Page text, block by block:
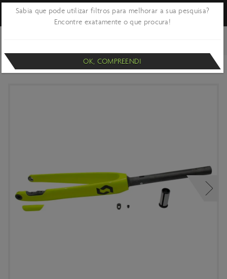
FORQUETA SCOTT ADDICT RC 30 DISC 2020
Sabia que pode utilizar filtros para melhorar a sua pesquisa?
Encontre exatamente o que procura!
OK, COMPREENDI